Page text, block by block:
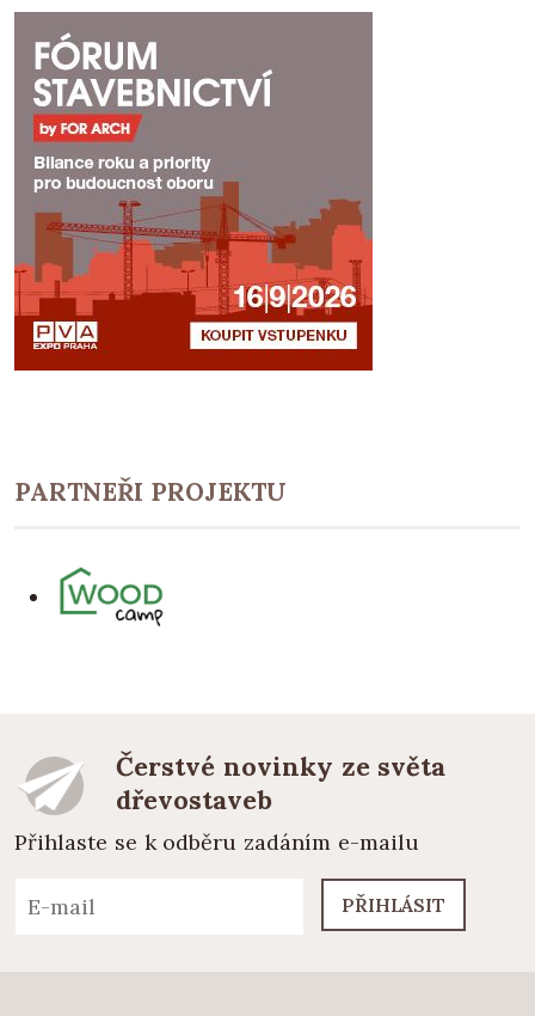
PARTNEŘI PROJEKTU
Čerstvé novinky ze světa
dřevostaveb
Přihlaste se k odběru zadáním e-mailu
PŘIHLÁSIT